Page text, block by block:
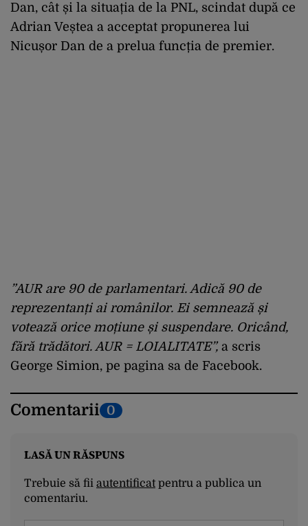
Dan, cât și la situația de la PNL, scindat după ce
Adrian Veștea a acceptat propunerea lui
Nicușor Dan de a prelua funcția de premier.
”AUR are 90 de parlamentari. Adică 90 de
reprezentanți ai românilor. Ei semnează și
votează orice moțiune și suspendare. Oricând,
fără trădători. AUR = LOIALITATE”,a scris
George Simion, pe pagina sa de Facebook.
Comentarii 0
LASĂ UN RĂSPUNS
Trebuie să fii autentificatpentru a publica un
comentariu.